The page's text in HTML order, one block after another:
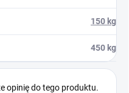
150 kg
450 kg
opinię do tego produktu.